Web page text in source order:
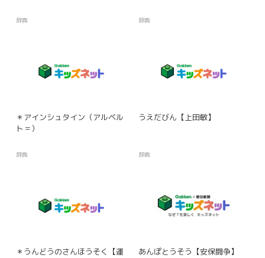
辞典 辞典
＊アインシュタイン（アルベル
ト＝）
辞典
うえだびん【上田敏】
辞典
＊うんどうのさんほうそく【運
あんぽとうそう【安保闘争】